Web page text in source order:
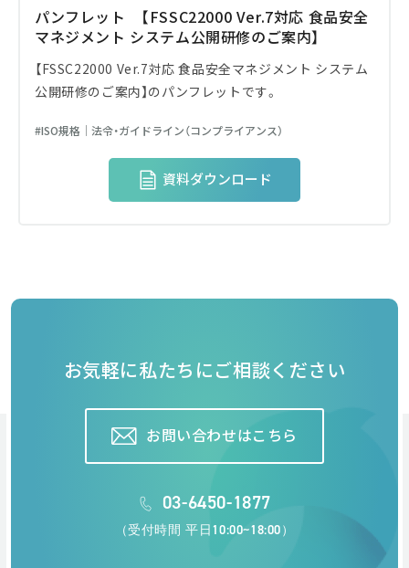
パンフレット 【FSSC22000 Ver.7対応 食品安全
マネジメント システム公開研修のご案内】
【FSSC22000 Ver.7対応 食品安全マネジメント システム
公開研修のご案内】のパンフレットです。
ISO規格│法令・ガイドライン（コンプライアンス）
資料ダウンロード
お気軽に私たちにご相談ください
お問い合わせはこちら
03-6450-1877
（受付時間 平日10:00~18:00）